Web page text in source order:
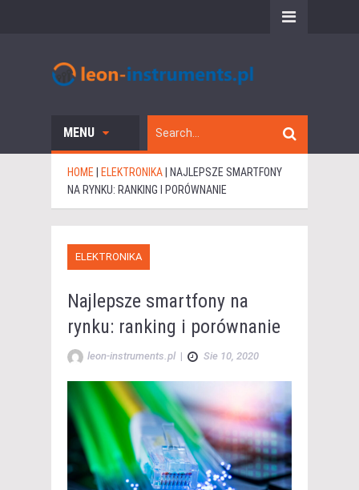
MENU
HOME ELEKTRONIKA
NAJLEPSZE SMARTFONY
NA RYNKU: RANKING I PORÓWNANIE
ELEKTRONIKA
Najlepsze smartfony na
rynku: ranking i porównanie
leon-instruments.pl | Sie 10, 2020